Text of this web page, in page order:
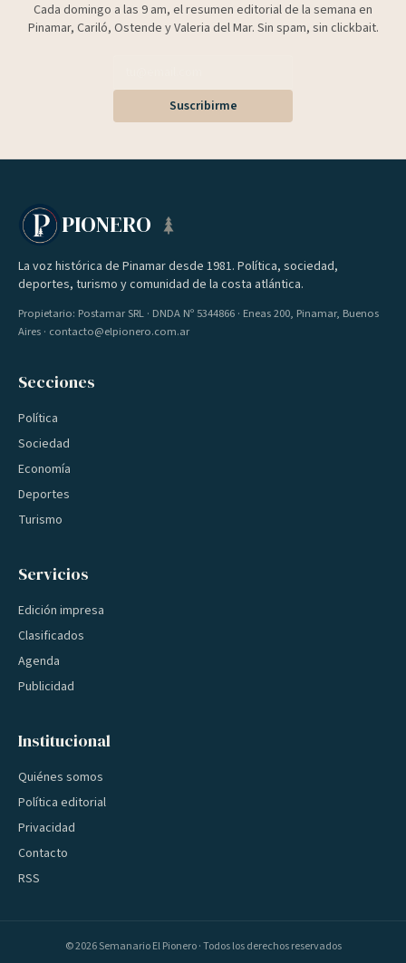
Cada domingo a las 9 am, el resumen editorial de la semana en
Pinamar, Cariló, Ostende y Valeria del Mar. Sin spam, sin clickbait.
Suscribirme
PIONERO
La voz histórica de Pinamar desde 1981. Política, sociedad,
deportes, turismo y comunidad de la costa atlántica.
Propietario: Postamar SRL · DNDA Nº 5344866 · Eneas 200, Pinamar, Buenos
Aires · contacto@elpionero.com.ar
Secciones
Política
Sociedad
Economía
Deportes
Turismo
Servicios
Edición impresa
Clasificados
Agenda
Publicidad
Institucional
Quiénes somos
Política editorial
Privacidad
Contacto
RSS
©2026Semanario El Pionero · Todos los derechos reservados